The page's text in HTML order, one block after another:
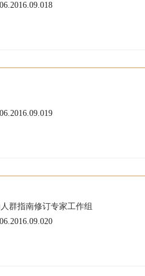
群指南修订专家工作组